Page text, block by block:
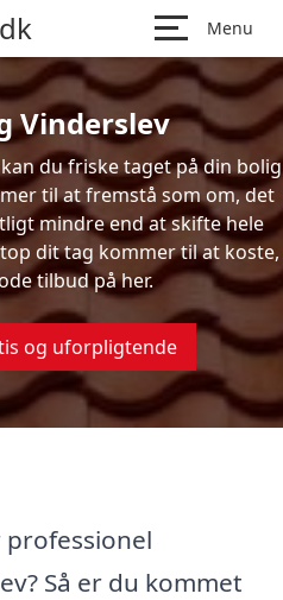
Menu
Vinderslev
du friske taget på din bolig
til at fremstå som om, det
mindre end at skifte hele
dit tag kommer til at koste,
tilbud på her.
og uforpligtende
Så er du kommet